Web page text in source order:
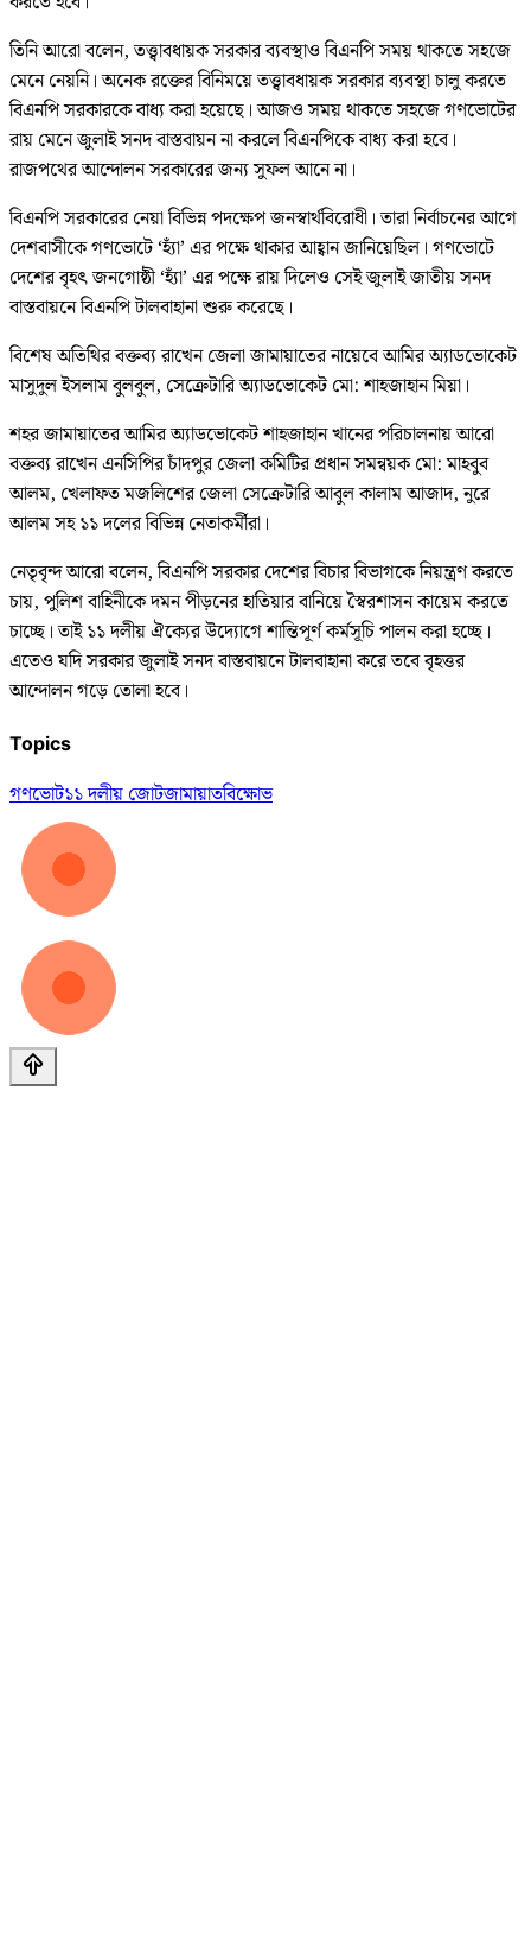
তিনি আরো বলেন, তত্ত্বাবধায়ক সরকার ব্যবস্থাও বিএনপি সময় থাকতে সহজে
মেনে নেয়নি। অনেক রক্তের বিনিময়ে তত্ত্বাবধায়ক সরকার ব্যবস্থা চালু করতে
বিএনপি সরকারকে বাধ্য করা হয়েছে। আজও সময় থাকতে সহজে গণভোটের
রায় মেনে জুলাই সনদ বাস্তবায়ন না করলে বিএনপিকে বাধ্য করা হবে।
রাজপথের আন্দোলন সরকারের জন্য সুফল আনে না।
বিএনপি সরকারের নেয়া বিভিন্ন পদক্ষেপ জনস্বার্থবিরোধী। তারা নির্বাচনের আগে
দেশবাসীকে গণভোটে ‘হ্যাঁ’ এর পক্ষে থাকার আহ্বান জানিয়েছিল। গণভোটে
দেশের বৃহৎ জনগোষ্ঠী ‘হ্যাঁ’ এর পক্ষে রায় দিলেও সেই জুলাই জাতীয় সনদ
বাস্তবায়নে বিএনপি টালবাহানা শুরু করেছে।
বিশেষ অতিথির বক্তব্য রাখেন জেলা জামায়াতের নায়েবে আমির অ্যাডভোকেট
মাসুদুল ইসলাম বুলবুল, সেক্রেটারি অ্যাডভোকেট মো: শাহজাহান মিয়া।
শহর জামায়াতের আমির অ্যাডভোকেট শাহজাহান খানের পরিচালনায় আরো
বক্তব্য রাখেন এনসিপির চাঁদপুর জেলা কমিটির প্রধান সমন্বয়ক মো: মাহবুব
আলম, খেলাফত মজলিশের জেলা সেক্রেটারি আবুল কালাম আজাদ, নুরে
আলম সহ ১১ দলের বিভিন্ন নেতাকর্মীরা।
নেতৃবৃন্দ আরো বলেন, বিএনপি সরকার দেশের বিচার বিভাগকে নিয়ন্ত্রণ করতে
চায়, পুলিশ বাহিনীকে দমন পীড়নের হাতিয়ার বানিয়ে স্বৈরশাসন কায়েম করতে
চাচ্ছে। তাই ১১ দলীয় ঐক্যের উদ্যোগে শান্তিপূর্ণ কর্মসূচি পালন করা হচ্ছে।
এতেও যদি সরকার জুলাই সনদ বাস্তবায়নে টালবাহানা করে তবে বৃহত্তর
আন্দোলন গড়ে তোলা হবে।
Topics
গণভোট১১ দলীয় জোটজামায়াতবিক্ষোভ